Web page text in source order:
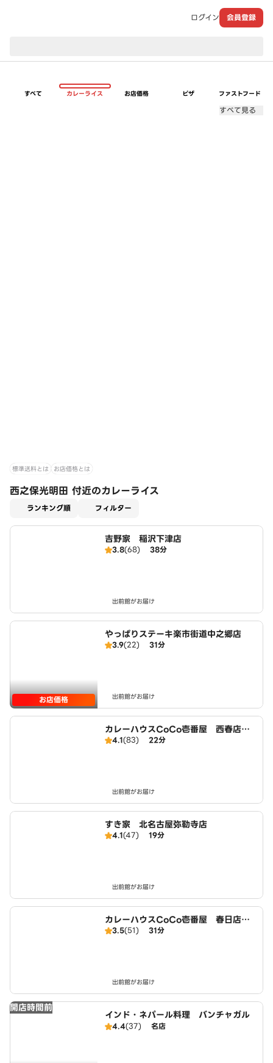
ログイン 会員登録
すべて カレーライス お店価格 ピザ ファストフード
すべて見る
標準送料とは お店価格とは
西之保光明田 付近のカレーライス
ランキング順 フィルター
吉野家 稲沢下津店
3.8(68) 38分
出前館がお届け
お店価格
やっぱりステーキ楽市街道中之郷店
3.9(22) 31分
出前館がお届け
カレーハウスCoCo壱番屋 西春店（S
D）
4.1(83) 22分
出前館がお届け
すき家 北名古屋弥勒寺店
4.1(47) 19分
出前館がお届け
カレーハウスCoCo壱番屋 春日店（S
D）
3.5(51) 31分
出前館がお届け
開店時間前
インド・ネパール料理 バンチャガル
4.4(37) 名店